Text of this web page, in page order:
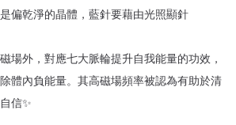
偏乾淨的晶體，藍針要藉由光照顯針
場外，對應七大脈輪提升自我能量的功效，
體內負能量。其高磁場頻率被認為有助於清
信✨